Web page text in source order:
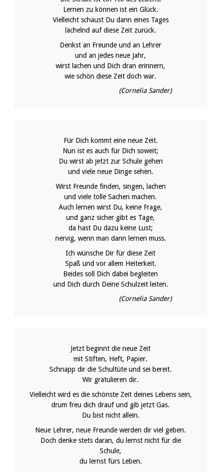
Lernen zu können ist ein Glück.
Vielleicht schaust Du dann eines Tages
lächelnd auf diese Zeit zurück.
Denkst an Freunde und an Lehrer
und an jedes neue Jahr,
wirst lachen und Dich dran erinnern,
wie schön diese Zeit doch war.
(Cornelia Sander)
Für Dich kommt eine neue Zeit.
Nun ist es auch für Dich soweit;
Du wirst ab jetzt zur Schule gehen
und viele neue Dinge sehen.
Wirst Freunde finden, singen, lachen
und viele tolle Sachen machen.
Auch lernen wirst Du, keine Frage,
und ganz sicher gibt es Tage,
da hast Du dazu keine Lust;
nervig, wenn man dann lernen muss.
Ich wünsche Dir für diese Zeit
Spaß und vor allem Heiterkeit.
Beides soll Dich dabei begleiten
und Dich durch Deine Schulzeit leiten.
(Cornelia Sander)
Jetzt beginnt die neue Zeit
mit Stiften, Heft, Papier.
Schnapp dir die Schultüte und sei bereit.
Wir gratulieren dir.
Vielleicht wird es die schönste Zeit deines Lebens sein,
drum freu dich drauf und gib jetzt Gas.
Du bist nicht allein.
Neue Lehrer, neue Freunde werden dir viel geben.
Doch denke stets daran, du lernst nicht für die
Schule,
du lernst fürs Leben.